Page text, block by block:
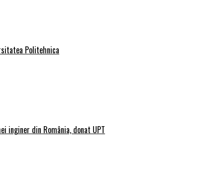
Politehnica
inginer din România, donat UPT